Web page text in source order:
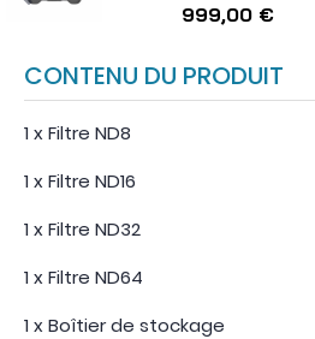
999,00 €
CONTENU DU PRODUIT
1 x Filtre ND8
1 x Filtre ND16
1 x Filtre ND32
1 x Filtre ND64
1 x Boîtier de stockage